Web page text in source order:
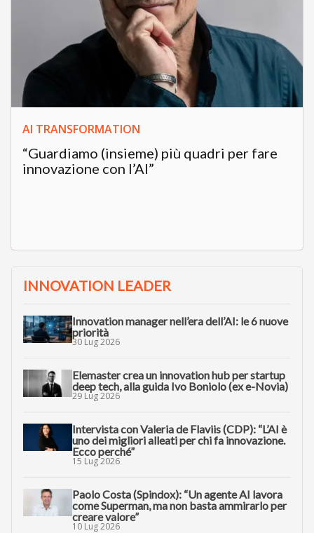
AI TRANSFORMATION
“Guardiamo (insieme) più quadri per fare
innovazione con l’AI”
INNOVATION LEADER
Innovation manager nell’era dell’AI: le 6 nuove
priorità
30 Lug 2026
Elemaster crea un innovation hub per startup
deep tech, alla guida Ivo Boniolo (ex e-Novia)
29 Lug 2026
Intervista con Valeria de Flaviis (CDP): “L’AI è
uno dei migliori alleati per chi fa innovazione.
Ecco perché”
15 Lug 2026
Paolo Costa (Spindox): “Un agente AI lavora
come Superman, ma non basta ammirarlo per
creare valore”
10 Lug 2026